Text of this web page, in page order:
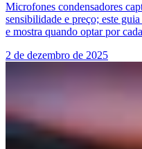
Microfones condensadores
sensibilidade e preço; este
e mostra quando optar por
2 de dezembro de 2025